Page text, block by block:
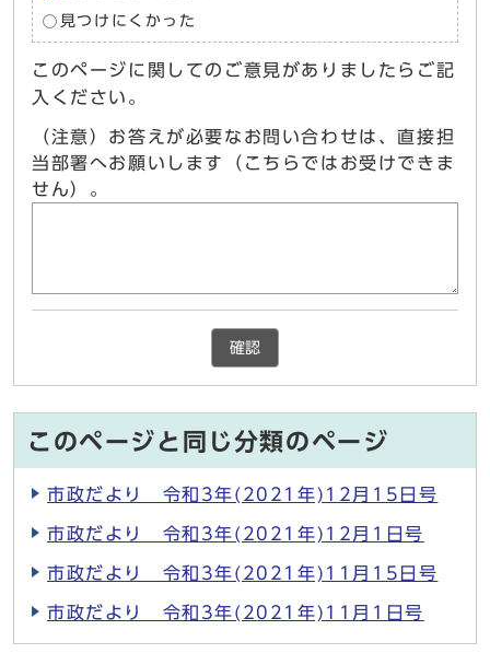
見つけにくかった
このページに関してのご意見がありましたらご記
入ください。
（注意）お答えが必要なお問い合わせは、直接担
当部署へお願いします（こちらではお受けできま
せん）。
確認
このページと同じ分類のページ
市政だより 令和3年(2021年)12月15日号
市政だより 令和3年(2021年)12月1日号
市政だより 令和3年(2021年)11月15日号
市政だより 令和3年(2021年)11月1日号